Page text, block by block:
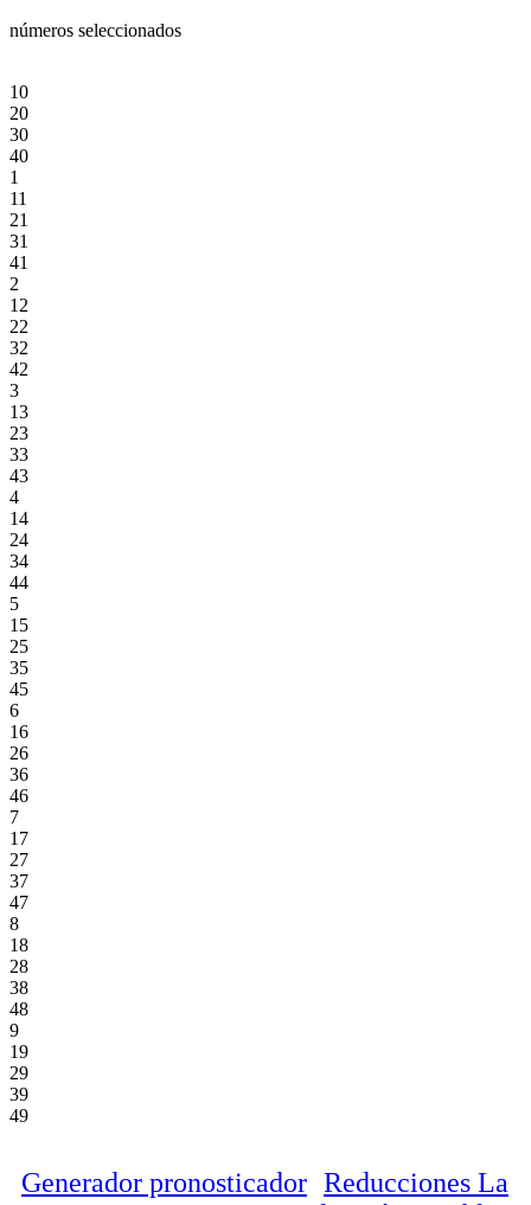
números seleccionados
10
20
30
40
1
11
21
31
41
2
12
22
32
42
3
13
23
33
43
4
14
24
34
44
5
15
25
35
45
6
16
26
36
46
7
17
27
37
47
8
18
28
38
48
9
19
29
39
49
Generador pronosticador Reducciones La